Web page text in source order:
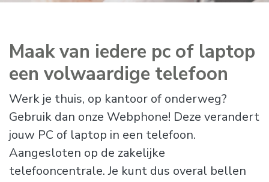
Maak van iedere pc of laptop
een volwaardige telefoon
Werk je thuis, op kantoor of onderweg?
Gebruik dan onze Webphone! Deze verandert
jouw PC of laptop in een telefoon.
Aangesloten op de zakelijke
telefooncentrale. Je kunt dus overal bellen